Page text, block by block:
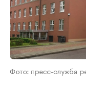
Фото: пресс-служба